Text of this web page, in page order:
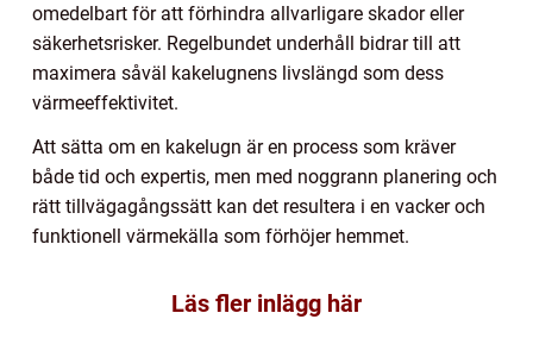
omedelbart för att förhindra allvarligare skador eller
säkerhetsrisker. Regelbundet underhåll bidrar till att
maximera såväl kakelugnens livslängd som dess
värmeeffektivitet.
Att sätta om en kakelugn är en process som kräver
både tid och expertis, men med noggrann planering och
rätt tillvägagångssätt kan det resultera i en vacker och
funktionell värmekälla som förhöjer hemmet.
Läs fler inlägg här